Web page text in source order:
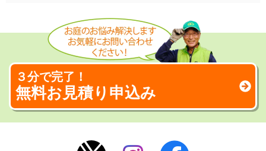
３分で完了！
無料お見積り申込み